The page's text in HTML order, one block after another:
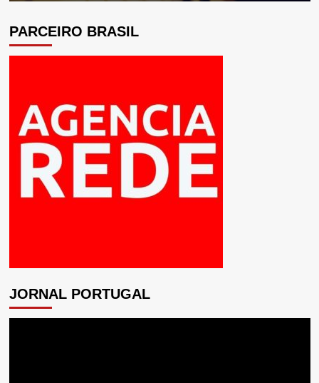
PARCEIRO BRASIL
JORNAL PORTUGAL